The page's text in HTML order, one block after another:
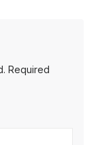
Required